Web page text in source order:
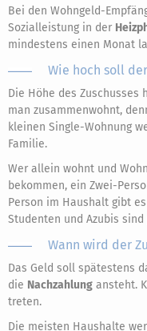
Bei den Wohngeld-
Sozialleistung in der
mindestens einen Monat
Wie hoch soll
Die Höhe des Zuschusses
man zusammenwohnt,
kleinen Single-Wohnung
Familie.
Wer allein wohnt und
bekommen, ein Zwei-
Person im Haushalt gibt
Studenten und Azubis
Wann wird der
Das Geld soll spätestens
die Nachzahlung ansteht.
treten.
Die meisten Haushalte